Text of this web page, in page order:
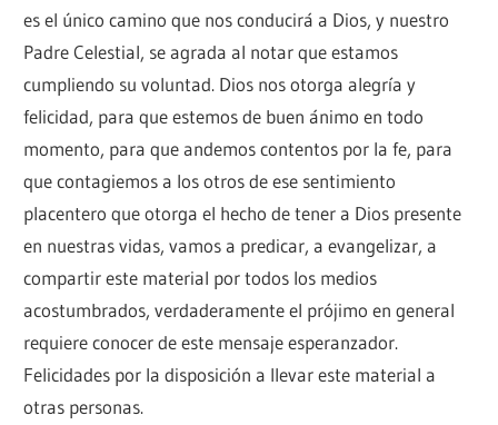
es el único camino que nos conducirá a Dios, y nuestro
Padre Celestial, se agrada al notar que estamos
cumpliendo su voluntad. Dios nos otorga alegría y
felicidad, para que estemos de buen ánimo en todo
momento, para que andemos contentos por la fe, para
que contagiemos a los otros de ese sentimiento
placentero que otorga el hecho de tener a Dios presente
en nuestras vidas, vamos a predicar, a evangelizar, a
compartir este material por todos los medios
acostumbrados, verdaderamente el prójimo en general
requiere conocer de este mensaje esperanzador.
Felicidades por la disposición a llevar este material a
otras personas.